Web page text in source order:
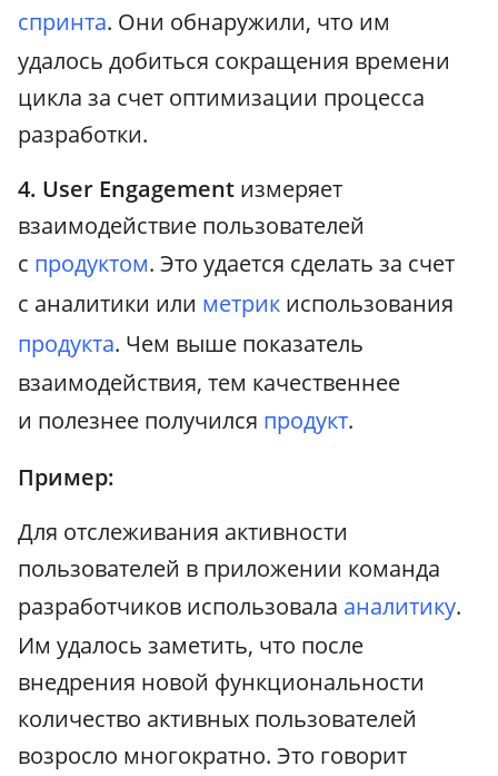
спринта. Они обнаружили, что им
удалось добиться сокращения времени
цикла за счет оптимизации процесса
разработки.
4. User Engagement измеряет
взаимодействие пользователей
с продуктом. Это удается сделать за счет
с аналитики или метрик использования
продукта. Чем выше показатель
взаимодействия, тем качественнее
и полезнее получился продукт.
Пример:
Для отслеживания активности
пользователей в приложении команда
разработчиков использовала аналитику.
Им удалось заметить, что после
внедрения новой функциональности
количество активных пользователей
возросло многократно. Это говорит